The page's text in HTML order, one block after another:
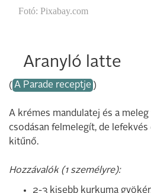
Fotó: Pixabay.com
Aranyló latte
( A Parade receptje )
A krémes mandulatej és a
csodásan felmelegít, de
kitűnő.
Hozzávalók (1 személyre):
2-3 kisebb kurkuma